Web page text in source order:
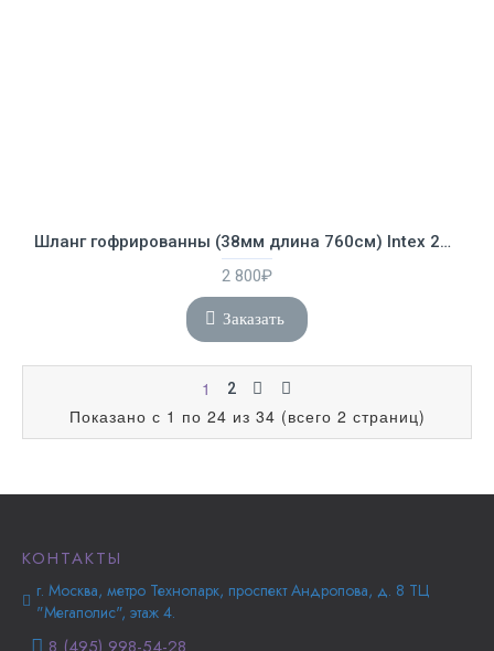
Шланг гофрированны (38мм длина 760см) Intex 29083
2 800₽
Заказать
1 2
Показано с 1 по 24 из 34 (всего 2 страниц)
КОНТАКТЫ
г. Москва, метро Технопарк, проспект Андропова, д. 8 ТЦ
"Мегаполис", этаж 4.